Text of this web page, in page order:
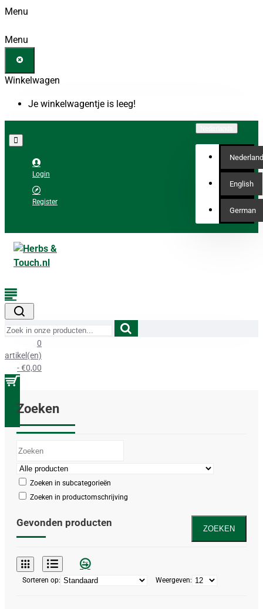
Menu
Menu
Winkelwagen
Je winkelwagentje is leeg!
Login
Register
English
German
in
producten...
0
artikel(en)
- €0,00
Zoeken
Zoeken in subcategorieën
Zoeken in productomschrijving
ZOEKEN
Gevonden producten
Sorteren op: Weergeven: